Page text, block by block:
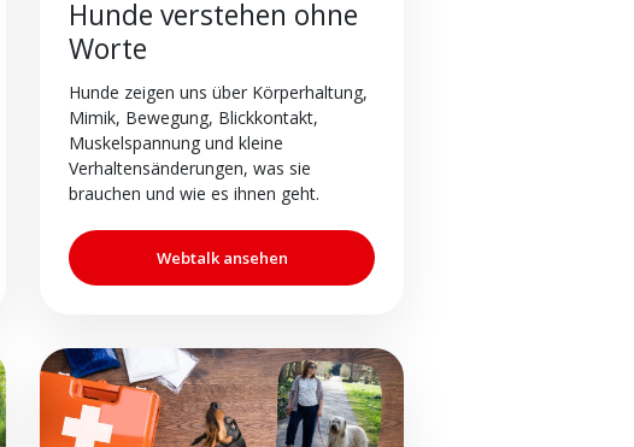
Hunde verstehen ohne
Worte
Hunde zeigen uns über Körperhaltung,
Mimik, Bewegung, Blickkontakt,
Muskelspannung und kleine
Verhaltensänderungen, was sie
brauchen und wie es ihnen geht.
Webtalk ansehen